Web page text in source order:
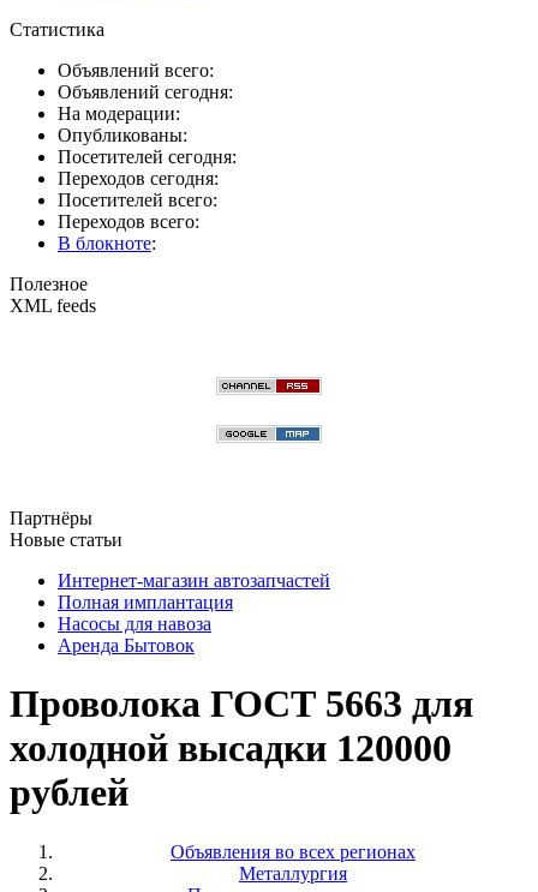
Статистика
Объявлений всего:
Объявлений сегодня:
На модерации:
Опубликованы:
Посетителей сегодня:
Переходов сегодня:
Посетителей всего:
Переходов всего:
В блокноте:
Полезное
XML feeds
Партнёры
Новые статьи
Интернет-магазин автозапчастей
Полная имплантация
Насосы для навоза
Аренда Бытовок
Проволока ГОСТ 5663 для
холодной высадки 120000
рублей
Объявления во всех регионах
Металлургия